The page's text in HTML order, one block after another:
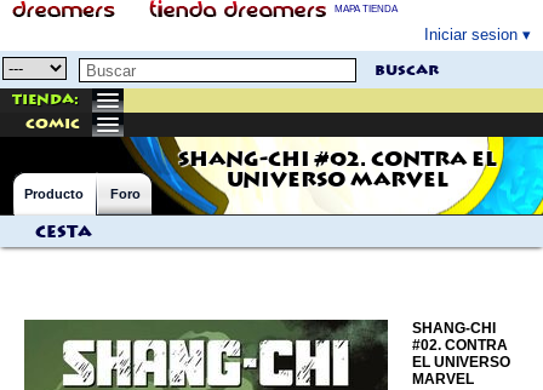
MAPA TIENDA
Iniciar sesion
buscar
Tienda:
comic
SHANG-CHI #02. CONTRA EL
UNIVERSO MARVEL
Producto Foro
Cesta
SHANG-CHI
#02. CONTRA
EL UNIVERSO
MARVEL